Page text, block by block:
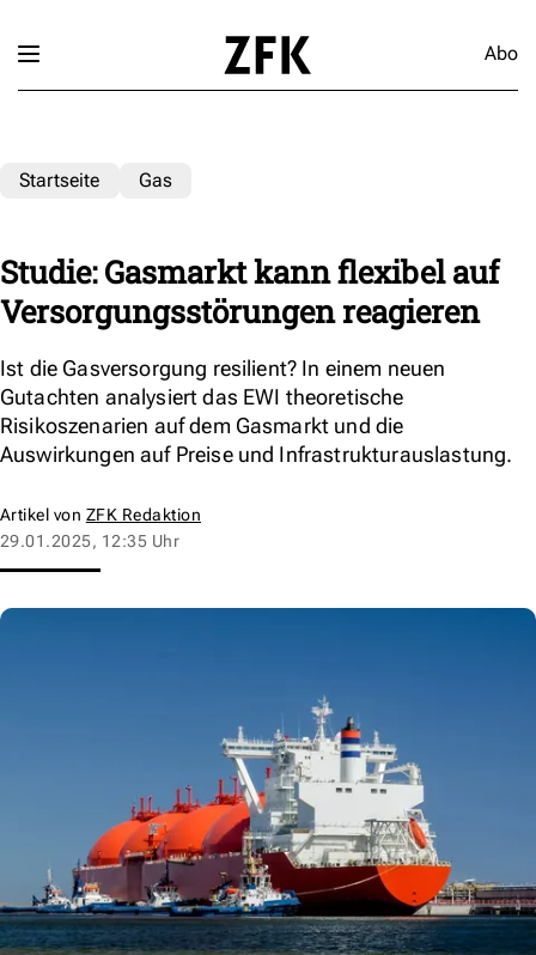
Abo
Startseite Gas
Studie: Gasmarkt kann flexibel auf
Versorgungsstörungen reagieren
Ist die Gasversorgung resilient? In einem neuen
Gutachten analysiert das EWI theoretische
Risikoszenarien auf dem Gasmarkt und die
Auswirkungen auf Preise und Infrastrukturauslastung.
Artikel von ZFK Redaktion
29.01.2025, 12:35 Uhr